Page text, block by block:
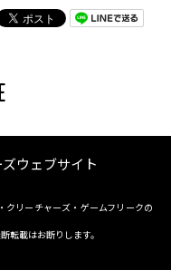
ウェブサイト
クリーチャーズ・ゲームフリークの
転載はお断りします。